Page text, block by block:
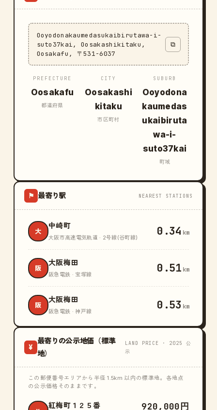
Ooyodonakaumedasukaibirutawa-i-
suto37kai, Oosakashikitaku,
Oosakafu, 〒531-6037
⧉
PREFECTURE
Oosakafu
都道府県
CITY
Oosakashi
kitaku
市区町村
SUBURB
Ooyodona
kaumedas
ukaibiruta
wa-i-
suto37kai
町域
⚑ 最寄り駅 NEAREST STATIONS
大
中崎町
大阪市高速電気軌道 · 2号線(谷町線) 0.34 km
阪
大阪梅田
阪急電鉄 · 宝塚線 0.51 km
阪
大阪梅田
阪急電鉄 · 神戸線 0.53 km
¥
最寄りの公示地価（標準
地）
LAND PRICE · 2025 公
示
この郵便番号エリアから半径 1.5km 以内の標準地。各地点
の公示価格そのままです。
紅梅町１２５番 920,000円